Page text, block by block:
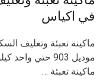
في اكياس
موديل 903
ماكينة تعبئة …